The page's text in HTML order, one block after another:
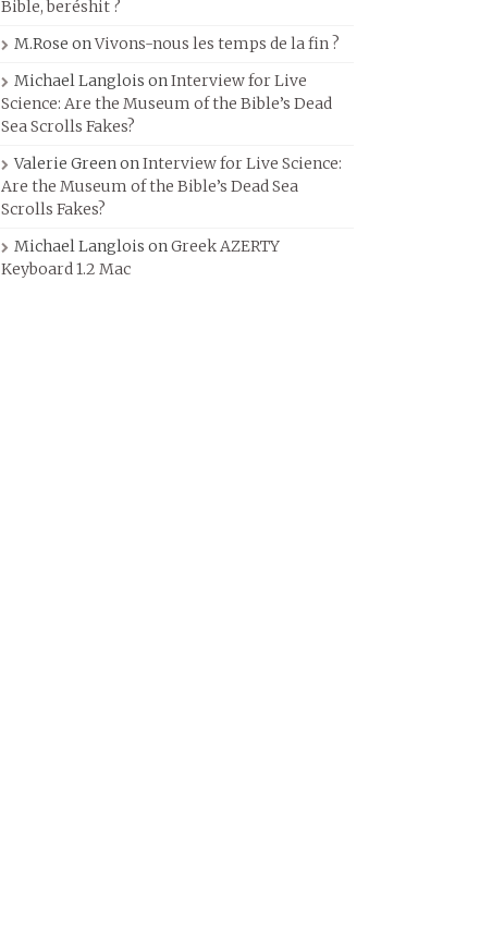
Bible, beréshit ?
M.Rose onVivons-nous les temps de la fin ?
Michael Langlois onInterview for Live
Science: Are the Museum of the Bible’s Dead
Sea Scrolls Fakes?
Valerie GreenonInterview for Live Science:
Are the Museum of the Bible’s Dead Sea
Scrolls Fakes?
Michael Langlois onGreek AZERTY
Keyboard 1.2 Mac